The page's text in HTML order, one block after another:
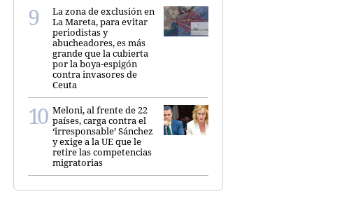
La zona de exclusión en
La Mareta, para evitar
periodistas y
abucheadores, es más
grande que la cubierta
por la boya-espigón
contra invasores de
Ceuta
Meloni, al frente de 22
países, carga contra el
‘irresponsable’ Sánchez
y exige a la UE que le
retire las competencias
migratorias